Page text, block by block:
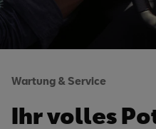
Wartung & Service
Ihr volles